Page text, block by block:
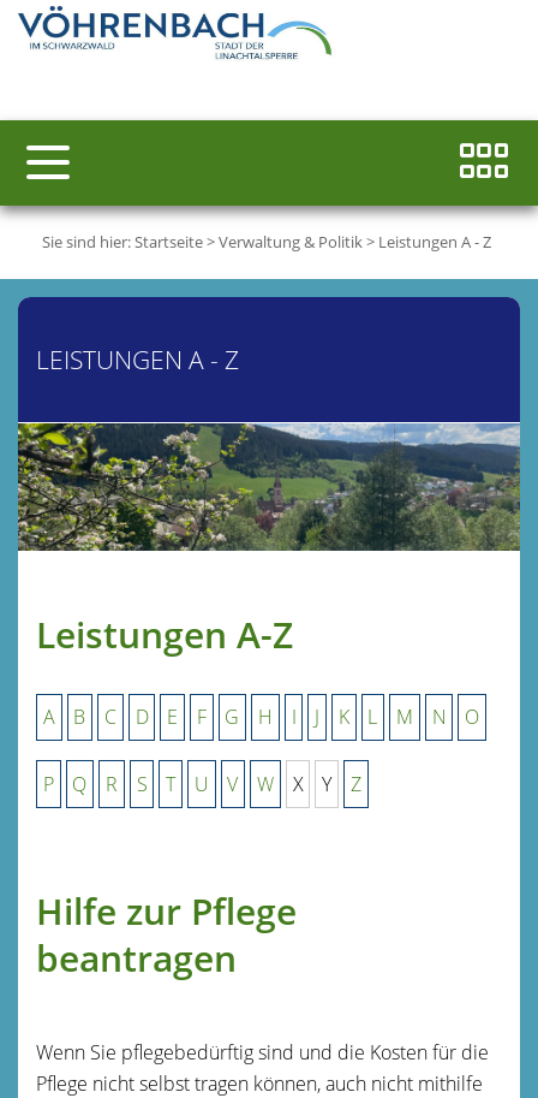
Sie sind hier:Startseite>Verwaltung & Politik> Leistungen A - Z
LEISTUNGEN A - Z
Leistungen A-Z
A B C D E F G H I J K L M N O
P Q R S T U V W X Y Z
Hilfe zur Pflege
beantragen
Wenn Sie pflegebedürftig sind und die Kosten für die
Pflege nicht selbst tragen können, auch nicht mithilfe